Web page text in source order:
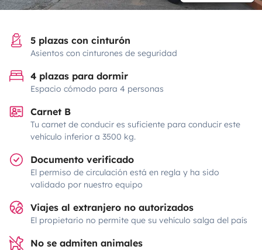
5 plazas con cinturón
Asientos con cinturones de seguridad
4 plazas para dormir
Espacio cómodo para 4 personas
Carnet B
Tu carnet de conducir es suficiente para conducir este
vehículo inferior a 3500 kg.
Documento verificado
El permiso de circulación está en regla y ha sido
validado por nuestro equipo
Viajes al extranjero no autorizados
El propietario no permite que su vehículo salga del país
No se admiten animales